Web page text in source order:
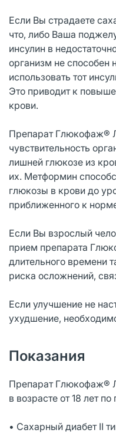
Если Вы страдаете
что, либо Ваша
инсулин в
организм не
использовать тот
Это приводит к
крови.
Препарат Глюкофаж®
чувствительность
лишней глюкозе из
их. Метформин
глюкозы в крови до
приближенного к
Если Вы взрослый
прием препарата
длительного времени
риска осложнений,
Если улучшение не
ухудшение,
Показания
Препарат Глюкофаж®
в возрасте от 18 лет
• Сахарный диабет II